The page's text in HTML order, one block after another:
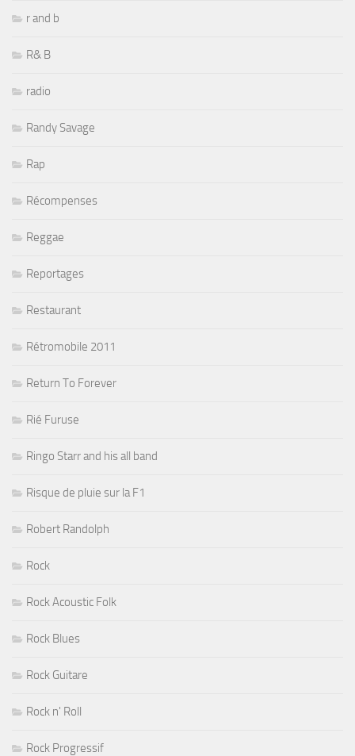
r and b
R& B
radio
Randy Savage
Rap
Récompenses
Reggae
Reportages
Restaurant
Rétromobile 2011
Return To Forever
Rié Furuse
Ringo Starr and his all band
Risque de pluie sur la F1
Robert Randolph
Rock
Rock Acoustic Folk
Rock Blues
Rock Guitare
Rock n' Roll
Rock Progressif